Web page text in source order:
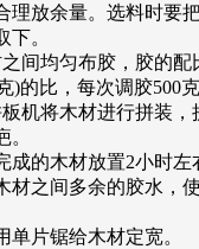
理放余量。选料时要
下。
间均匀布胶，胶的
)的比，每次调胶500克
机将木材进行拼装，
成的木材放置2小时左
材之间多余的胶水，
单片锯给木材定宽。